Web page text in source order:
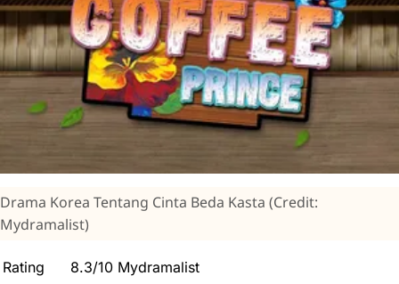
Drama Korea Tentang Cinta Beda Kasta (Credit:
Mydramalist)
Rating
8.3/10 Mydramalist